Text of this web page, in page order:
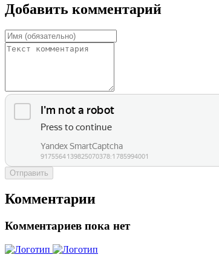
Добавить комментарий
Отправить
Комментарии
Комментариев пока нет